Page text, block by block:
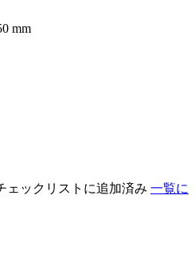
mm
ェックリストに追加済み 一覧に